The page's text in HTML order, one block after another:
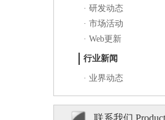
· 研发动态
· 市场活动
· Web更新
行业新闻
· 业界动态
联系我们